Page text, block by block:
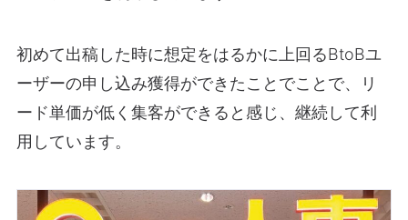
初めて出稿した時に想定をはるかに上回るBtoBユ
ーザーの申し込み獲得ができたことでことで、リ
ード単価が低く集客ができると感じ、継続して利
用しています。